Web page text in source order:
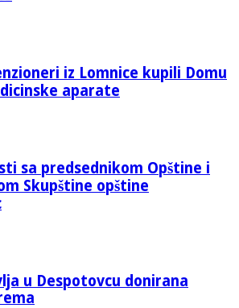
iz Lomnice kupili Domu
aparate
sa predsednikom Opštine i
Skupštine opštine
u Despotovcu donirana